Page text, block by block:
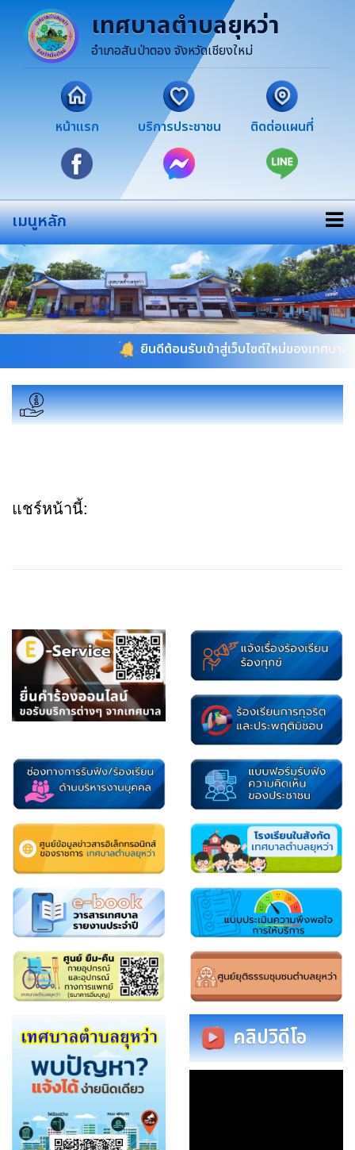
เทศบาลตำบลยุหว่า
อำเภอสันป่าตอง จังหวัดเชียงใหม่
หน้าแรก บริการประชาชน ติดต่อแผนที่
เมนูหลัก
ยินดีต้อนรับเข้าสู่เว็บไซต์ใหม่ของเทศบาลตำบ
แชร์หน้านี้:
คลิปวิดีโอ